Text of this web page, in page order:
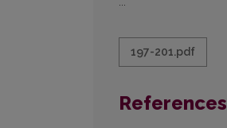
197-201.pdf
References